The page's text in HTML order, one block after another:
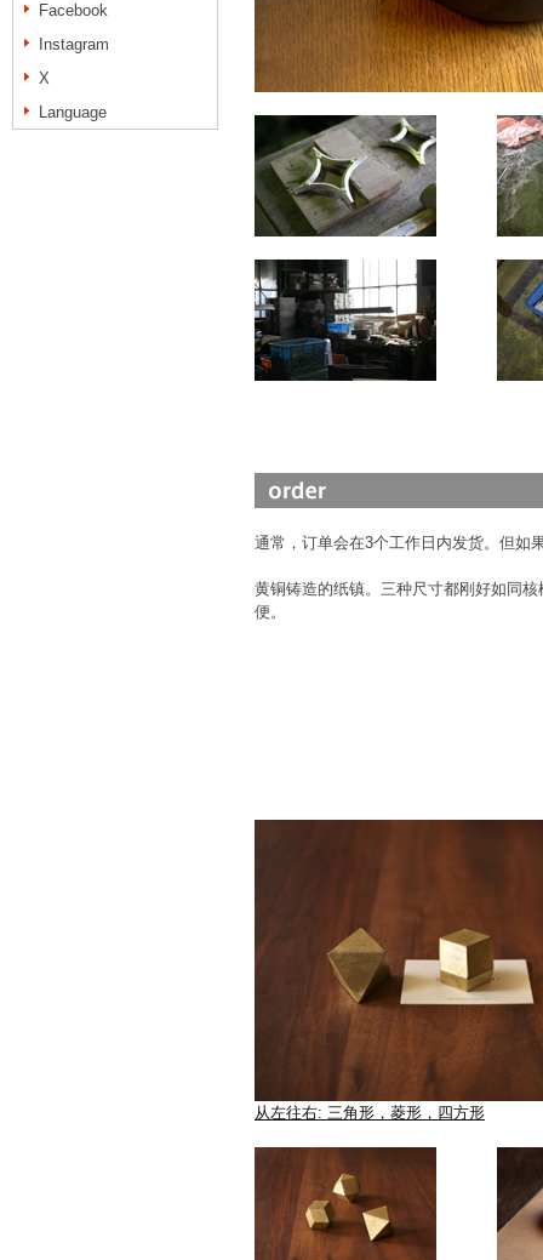
Facebook
Instagram
X
Language
通常，订单会在3个工作日内发货。但如
黄铜铸造的纸镇。三种尺寸都刚好如同
便。
从左往右: 三角形，菱形，四方形